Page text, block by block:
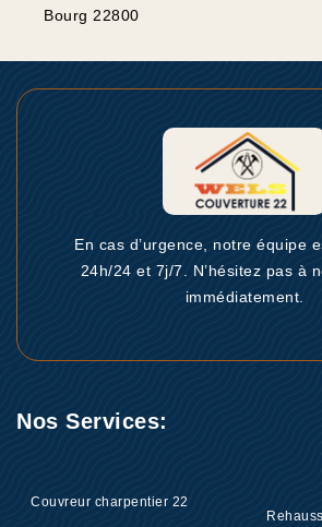
Bourg 22800
En cas d’urgence, notre équipe
24h/24 et 7j/7. N’hésitez pas à
immédiatement.
Nos Services:
Couvreur charpentier 22